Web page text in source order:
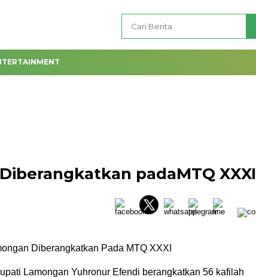
padaMTQ XXXI
Diberangkatkan Pada MTQ XXXI
Lamongan Yuhronur Efendi berangkatkan 56 kafilah